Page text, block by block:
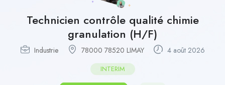
Technicien contrôle qualité chimie
granulation (H/F)
Industrie 78000 78520 LIMAY 4 août 2026
INTERIM